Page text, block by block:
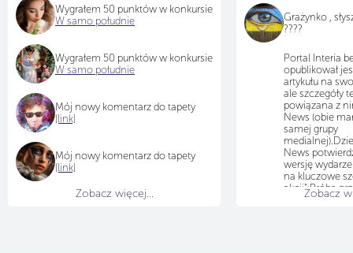
Wygrałem 50 punktów w konkursie
W samo południe
Wygrałem 50 punktów w konkursie
W samo południe
Mój nowy komentarz do tapety
[link]
Mój nowy komentarz do tapety
[link]
Zobacz więcej...
Grażynko ,
????
Portal Interia
opublikował
artykułu na
ale szczegóły
powiązana z
News (obie
samej grupy
News
wersję
na kluczowe
akcji":Próba
PortalZobacz